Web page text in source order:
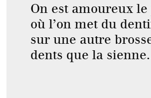
On est amoureux
où l’on met du
sur une autre
dents que la sienne.